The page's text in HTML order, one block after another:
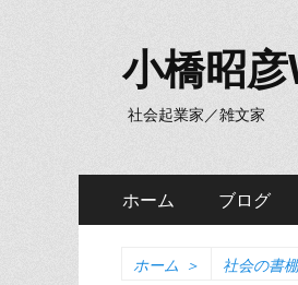
小橋昭
社会起業家／雑文家
メ
イ
ホーム ブログ
ホーム ＞ 社会の書棚